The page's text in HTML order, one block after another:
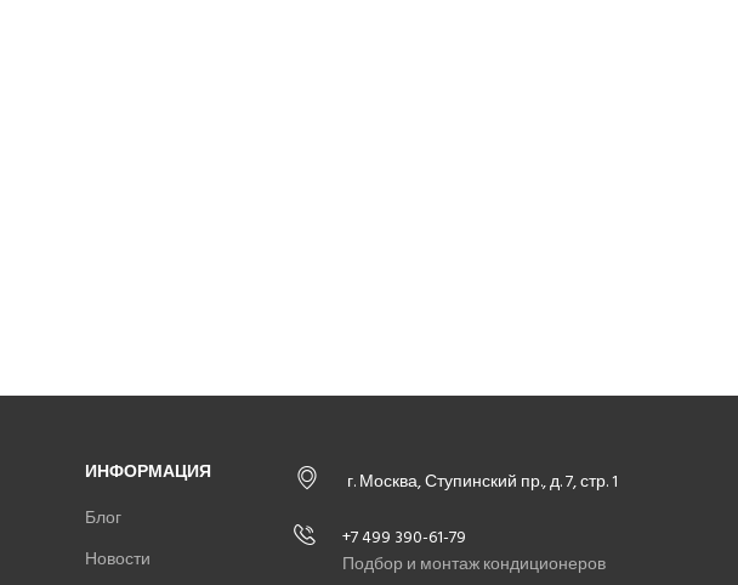
ИНФОРМАЦИЯ
Блог
Новости
г. Москва, Ступинский пр., д. 7, стр. 1
+7 499 390-61-79
Подбор и монтаж кондиционеров